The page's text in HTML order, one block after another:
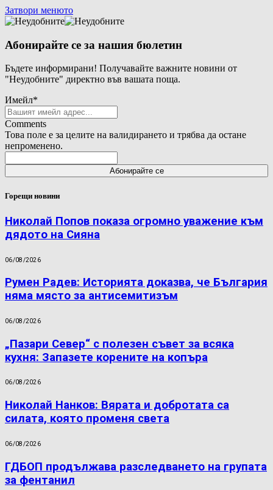
Затвори менюто
Абонирайте се за нашия бюлетин
Бъдете информирани! Получавайте важните новини от
"Неудобните" директно във вашата поща.
Имейл*
Comments
Това поле е за целите на валидирането и трябва да остане
непроменено.
Горещи новини
Николай Попов показа огромно уважение към
дядото на Сияна
06/08/2026
Румен Радев: Историята доказва, че България
няма място за антисемитизъм
06/08/2026
„Пазари Север“ с полезен съвет за всяка
кухня: Запазете корените на копъра
06/08/2026
Николай Нанков: Вярата и добротата са
силата, която променя света
06/08/2026
ГДБОП продължава разследването на групата
за фентанил